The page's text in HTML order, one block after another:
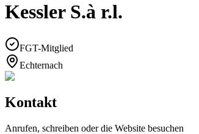
Kessler S.à r.l.
FGT-Mitglied
Echternach
Kontakt
Anrufen, schreiben oder die Website besuchen